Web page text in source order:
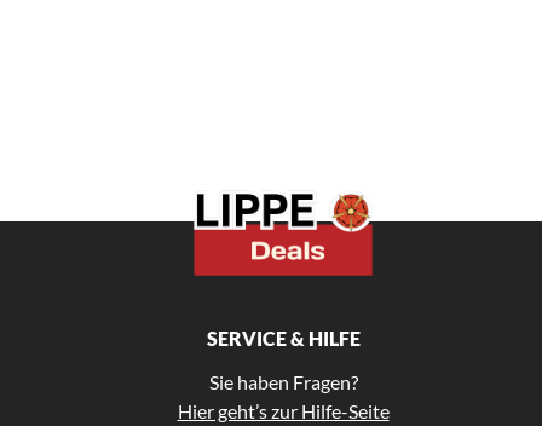
SERVICE & HILFE
Sie haben Fragen?
Hier geht’s zur Hilfe-Seite